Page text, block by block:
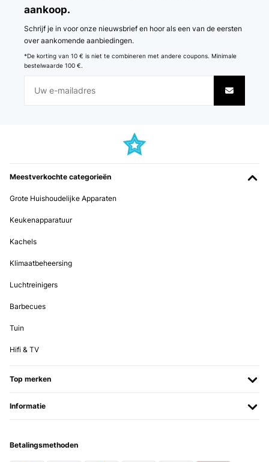
aankoop.
Schrijf je in voor onze nieuwsbrief en hoor als een van de eersten
over aankomende aanbiedingen.
*De korting van 10 € is niet te combineren met andere coupons. Minimale
bestelwaarde 100 €.
Meestverkochte categorieën
Grote Huishoudelijke Apparaten
Keukenapparatuur
Kachels
Klimaatbeheersing
Luchtreinigers
Barbecues
Tuin
Hifi & TV
Top merken
Informatie
Betalingsmethoden